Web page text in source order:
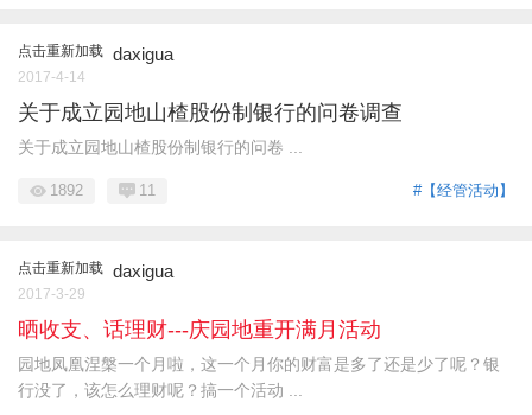
点击重新加载 daxigua
2017-4-14
关于成立园地山楂股份制银行的问卷调查
关于成立园地山楂股份制银行的问卷 ...
#【经管活动】
1892 11
点击重新加载 daxigua
2017-3-29
晒收支、话理财---庆园地重开满月活动
园地凤凰涅槃一个月啦，这一个月你的财富是多了还是少了呢？银
行没了，该怎么理财呢？搞一个活动 ...